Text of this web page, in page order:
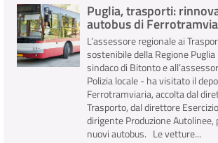
Puglia, trasporti:
autobus di
L’assessore regionale ai
sostenibile della Regione
sindaco di Bitonto e
Polizia locale - ha visitato il
Ferrotramviaria, accolta dal
Trasporto, dal direttore
dirigente Produzione
nuovi autobus. Le vetture...